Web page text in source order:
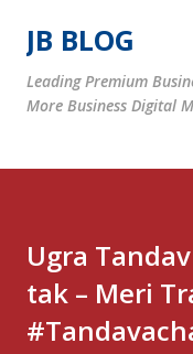
JB BLOG
Leading Premium
More Business Digital
Ugra
tak – Meri